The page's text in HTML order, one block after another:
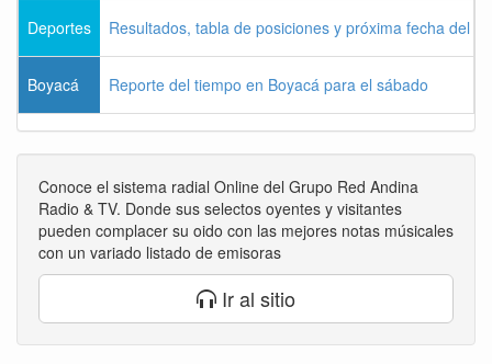
Deportes Resultados, tabla de posiciones y próxima fecha del
Boyacá Reporte del tiempo en Boyacá para el sábado
Conoce el sistema radial Online del Grupo Red Andina
Radio & TV. Donde sus selectos oyentes y visitantes
pueden complacer su oido con las mejores notas músicales
con un variado listado de emisoras
Ir al sitio